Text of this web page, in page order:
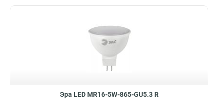
Эра LED MR16-5W-865-GU5.3 R